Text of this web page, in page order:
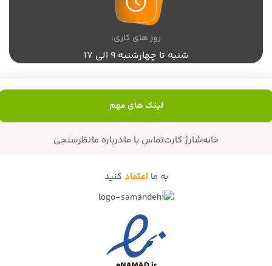
روز های کاری:
شنبه تا چهارشنبه 9 الی 17
لینک های مهم
خانهشارژ کارتتماس با مادرباره مانظرسنجی
به ما اعتماد کنید